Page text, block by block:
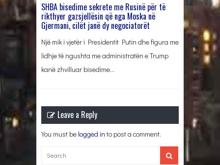
SHBA bisedime sekrete me Rusinë për të
rikthyer gazsjellësin që nga Moska në
Gjermani, cilët janë dy negociatorët
Një mik i vjetër i Presidentit Putin dhe figura me
lidhje të ngushta me administratën e Trump
kanë zhvilluar bisedime…
Leave a Reply
You must be logged in to post a comment.